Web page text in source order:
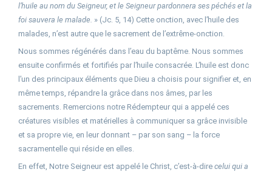
l’huile au nom du Seigneur, et le Seigneur pardonnera ses péchés et la
foi sauvera le malade. » (Jc. 5, 14) Cette onction, avec l’huile des
malades, n’est autre que le sacrement de l’extrême-onction.
Nous sommes régénérés dans l’eau du baptême. Nous sommes
ensuite confirmés et fortifiés par l’huile consacrée. L’huile est donc
l’un des principaux éléments que Dieu a choisis pour signifier et, en
même temps, répandre la grâce dans nos âmes, par les
sacrements. Remercions notre Rédempteur qui a appelé ces
créatures visibles et matérielles à communiquer sa grâce invisible
et sa propre vie, en leur donnant – par son sang – la force
sacramentelle qui réside en elles.
En effet, Notre Seigneur est appelé le Christ, c’est-à-dire celui qui a